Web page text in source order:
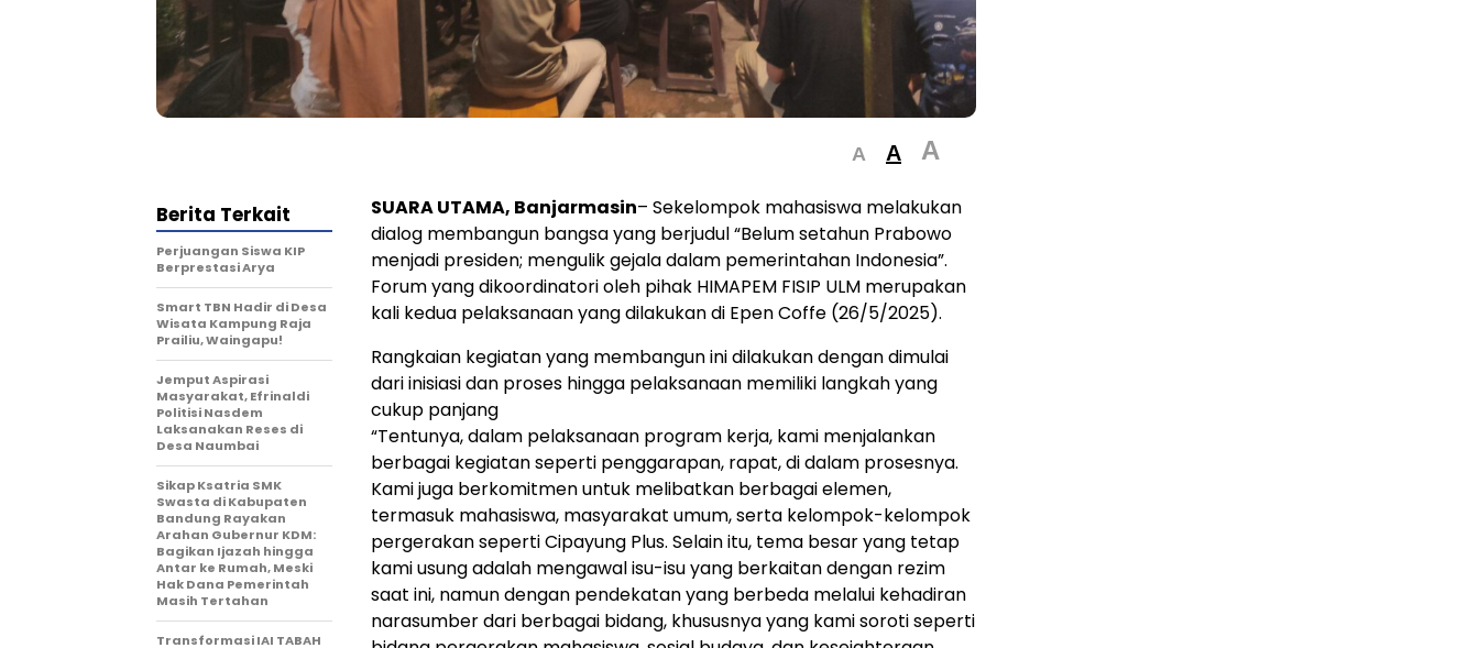
A A A
SUARA UTAMA, Banjarmasin– Sekelompok mahasiswa melakukan
dialog membangun bangsa yang berjudul “Belum setahun Prabowo
menjadi presiden; mengulik gejala dalam pemerintahan Indonesia”.
Forum yang dikoordinatori oleh pihak HIMAPEM FISIP ULM merupakan
kali kedua pelaksanaan yang dilakukan di Epen Coffe (26/5/2025).
Rangkaian kegiatan yang membangun ini dilakukan dengan dimulai
dari inisiasi dan proses hingga pelaksanaan memiliki langkah yang
cukup panjang
“Tentunya, dalam pelaksanaan program kerja, kami menjalankan
berbagai kegiatan seperti penggarapan, rapat, di dalam prosesnya.
Kami juga berkomitmen untuk melibatkan berbagai elemen,
termasuk mahasiswa, masyarakat umum, serta kelompok-kelompok
pergerakan seperti Cipayung Plus. Selain itu, tema besar yang tetap
kami usung adalah mengawal isu-isu yang berkaitan dengan rezim
saat ini, namun dengan pendekatan yang berbeda melalui kehadiran
narasumber dari berbagai bidang, khususnya yang kami soroti seperti
Berita Terkait
Perjuangan Siswa KIP
Berprestasi Arya
Smart TBN Hadir di Desa
Wisata Kampung Raja
Prailiu, Waingapu!
Jemput Aspirasi
Masyarakat, Efrinaldi
Politisi Nasdem
Laksanakan Reses di
Desa Naumbai
Sikap Ksatria SMK
Swasta di Kabupaten
Bandung Rayakan
Arahan Gubernur KDM:
Bagikan Ijazah hingga
Antar ke Rumah, Meski
Hak Dana Pemerintah
Masih Tertahan
Transformasi IAI TABAH